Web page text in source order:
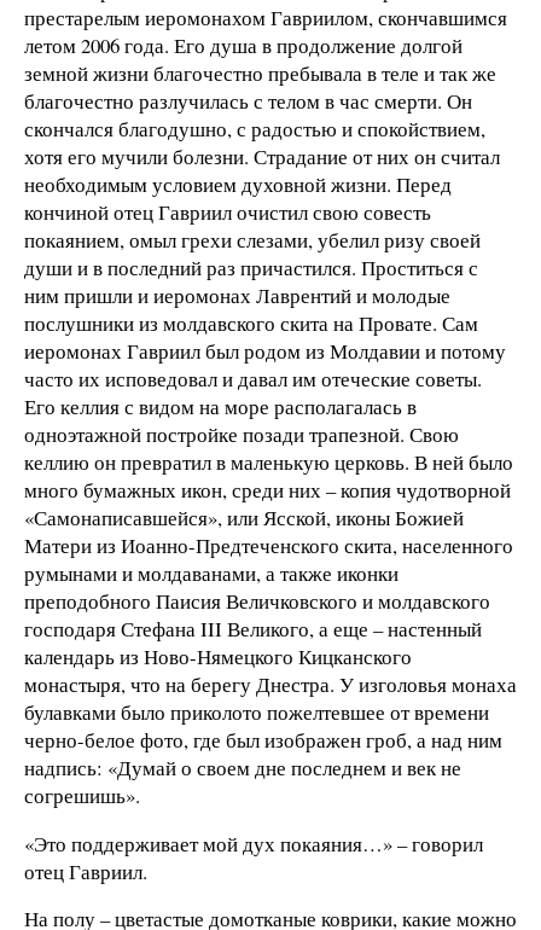
престарелым иеромонахом Гавриилом, скончавшимся
летом 2006 года. Его душа в продолжение долгой
земной жизни благочестно пребывала в теле и так же
благочестно разлучилась с телом в час смерти. Он
скончался благодушно, с радостью и спокойствием,
хотя его мучили болезни. Страдание от них он считал
необходимым условием духовной жизни. Перед
кончиной отец Гавриил очистил свою совесть
покаянием, омыл грехи слезами, убелил ризу своей
души и в последний раз причастился. Проститься с
ним пришли и иеромонах Лаврентий и молодые
послушники из молдавского скита на Провате. Сам
иеромонах Гавриил был родом из Молдавии и потому
часто их исповедовал и давал им отеческие советы.
Его келлия с видом на море располагалась в
одноэтажной постройке позади трапезной. Свою
келлию он превратил в маленькую церковь. В ней было
много бумажных икон, среди них – копия чудотворной
«Самонаписавшейся», или Ясской, иконы Божией
Матери из Иоанно-Предтеченского скита, населенного
румынами и молдаванами, а также иконки
преподобного Паисия Величковского и молдавского
господаря Стефана III Великого, а еще – настенный
календарь из Ново-Нямецкого Кицканского
монастыря, что на берегу Днестра. У изголовья монаха
булавками было приколото пожелтевшее от времени
черно-белое фото, где был изображен гроб, а над ним
надпись: «Думай о своем дне последнем и век не
согрешишь».
«Это поддерживает мой дух покаяния…» – говорил
отец Гавриил.
На полу – цветастые домотканые коврики, какие можно